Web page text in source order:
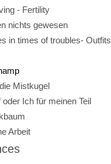
- Fertility
nichts gewesen
in times of troubles- Outfits
Mistkugel
Ich für meinen Teil
Arbeit